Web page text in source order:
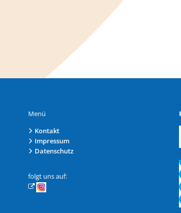
Menü
Kontakt
Impressum
Datenschutz
folgt uns auf: